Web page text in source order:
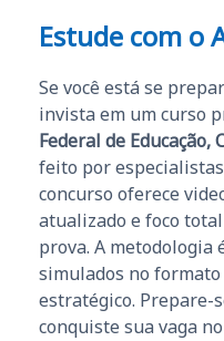
Estude com o
Se você está se
invista em um curso
Federal de Educação,
feito por
concurso oferece
atualizado e foco
prova. A metodologia
simulados no
estratégico. Prepare-
conquiste sua vaga no